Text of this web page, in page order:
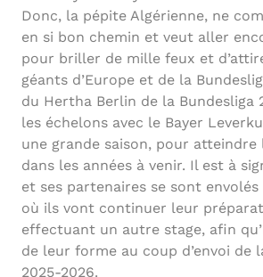
Donc, la pépite Algérienne, ne
en si bon chemin et veut aller
pour briller de mille feux et
géants d’Europe et de la
du Hertha Berlin de la Bundesliga
les échelons avec le Bayer
une grande saison, pour atteindre
dans les années à venir. Il est à
et ses partenaires se sont
où ils vont continuer leur
effectuant un autre stage, afin
de leur forme au coup d’envoi de
2025-2026.